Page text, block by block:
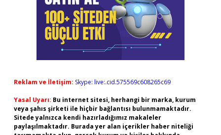
Reklam ve İletişim: Skype: live:.cid.575569c608265c69
Yasal Uyarı: Bu internet sitesi, herhangi bir marka, kurum
veya şahıs şirketi ile hiçbir bağlantısı bulunmamaktadır.
Sitede yalnızca kendi hazırladığımız makaleler
paylaşılmaktadır. Burada yer alan içerikler haber niteliği